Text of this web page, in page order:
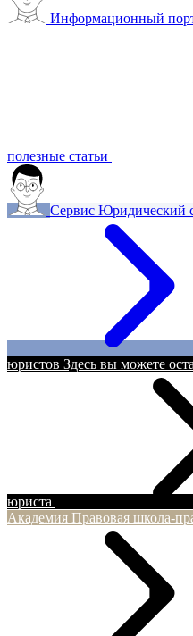
Информационный
полезные статьи
Сервис Юридический
юристов Здесь вы можете
юриста
Академия Правовая школа-